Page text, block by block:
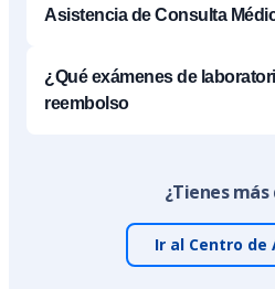
Asistencia de Consulta
¿Qué exámenes de
reembolso
¿Tienes más
Ir al Centro de